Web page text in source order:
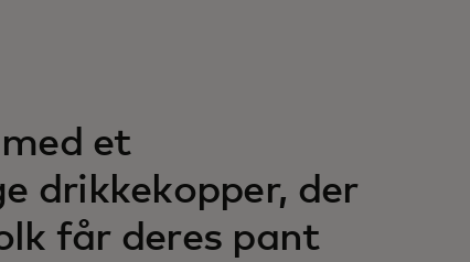
et
drikkekopper, der
får deres pant